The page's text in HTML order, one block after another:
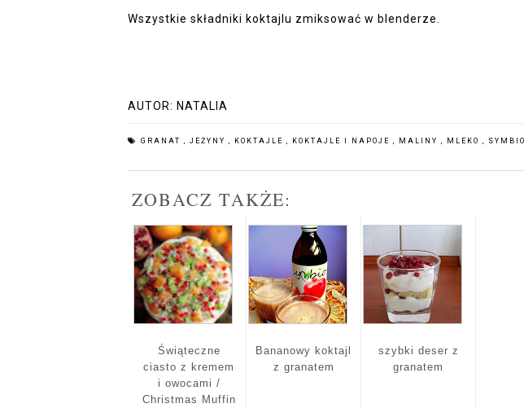
Wszystkie składniki koktajlu zmiksować w blenderze.
AUTOR: NATALIA
GRANAT JEŻYNY KOKTAJLE KOKTAJLE I NAPOJE MALINY MLEKO SYMBIO
ZOBACZ TAKŻE:
Świąteczne
ciasto z kremem
i owocami /
Christmas Muffin
Bananowy koktajl
z granatem
szybki deser z
granatem